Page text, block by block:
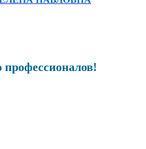
профессионалов!